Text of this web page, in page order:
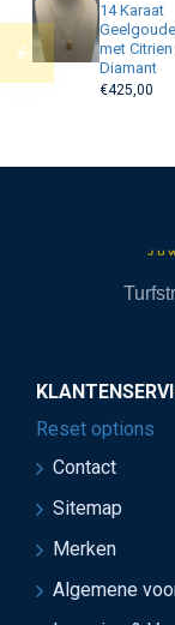
14 Karaat
met Citrien
Diamant
€425,00
Reset options
Contact
Sitemap
Merken
Algemene